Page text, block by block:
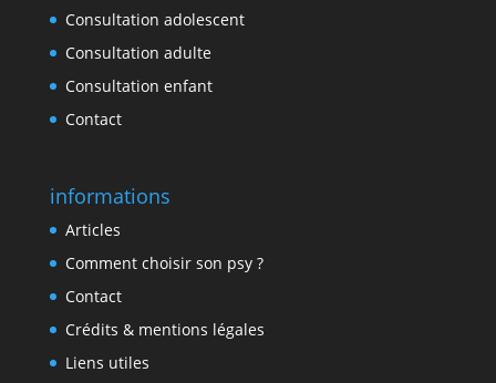
Consultation adolescent
Consultation adulte
Consultation enfant
Contact
informations
Articles
Comment choisir son psy ?
Contact
Crédits & mentions légales
Liens utiles